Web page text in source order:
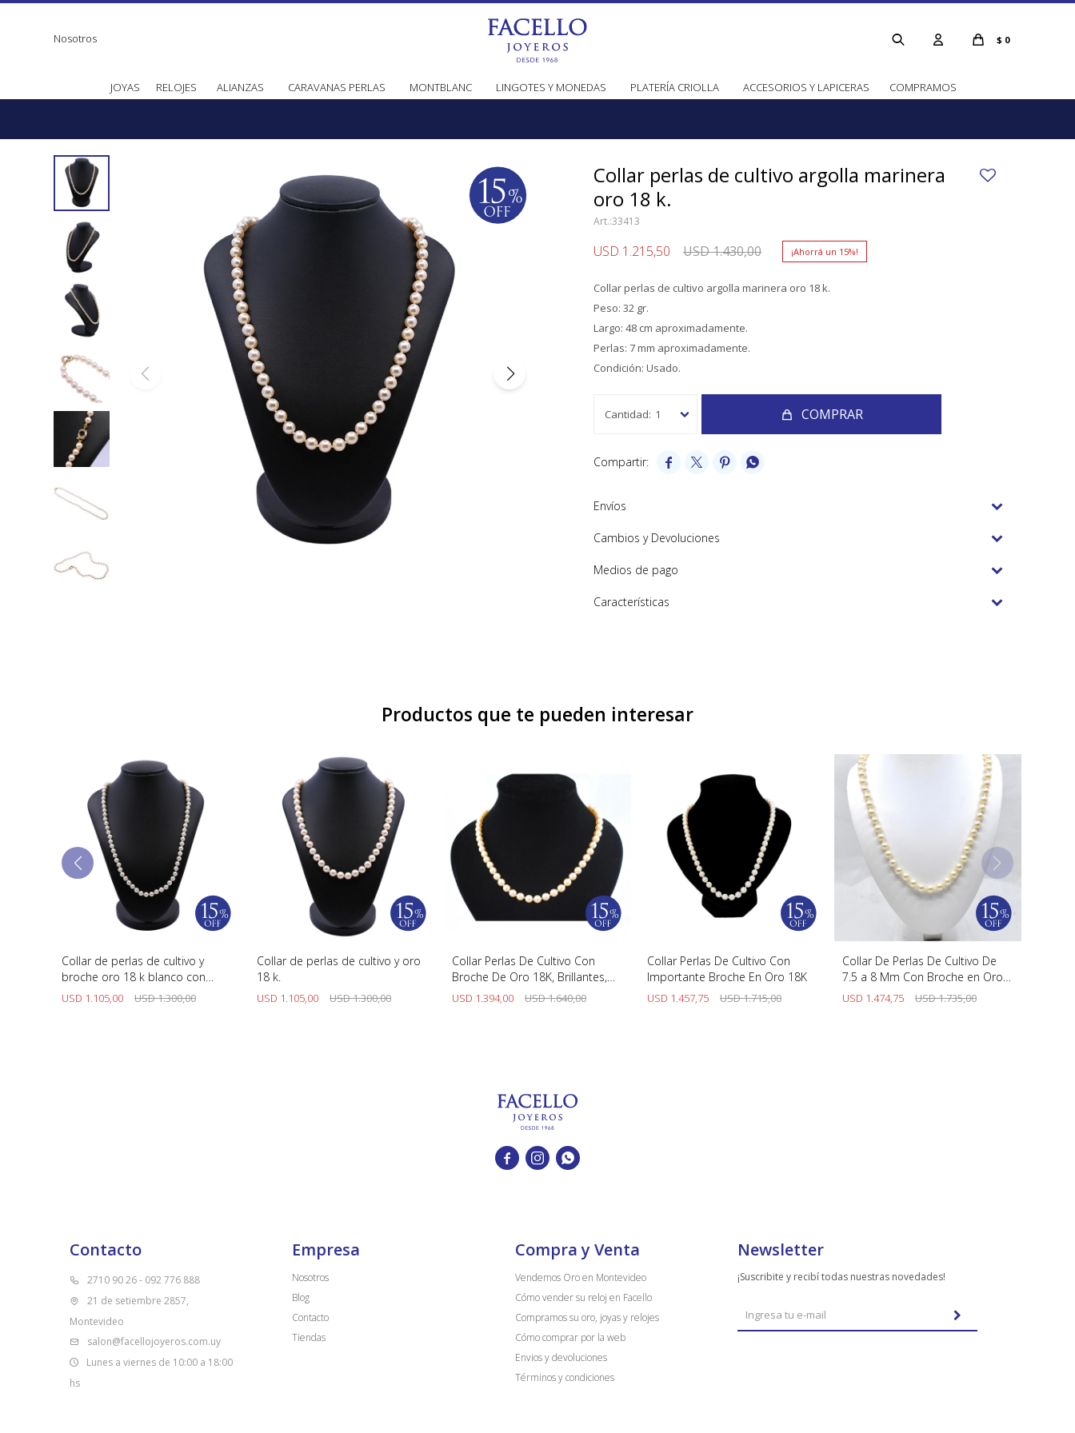
JOYAS RELOJES ALIANZAS CARAVANAS PERLAS MONTBLANC LINGOTES Y MONEDAS PLATERÍA CRIOLLA ACCESORIOS Y LAPICERAS COMPRAMOS
$ 0
Nosotros
Collar perlas de cultivo argolla marinera
oro 18 k.
33413
USD 1.215,50 USD1.430,00 15
Collar perlas de cultivo argolla marinera oro 18 k.
Peso: 32 gr.
Largo: 48 cm aproximadamente.
Perlas: 7 mm aproximadamente.
Condición: Usado.
1 COMPRAR
   
Envíos
Cambios y Devoluciones
Medios de pago
Características
Productos que te pueden interesar
Collar de perlas de cultivo y
broche oro 18 k blanco con
brillantes.
USD 1.105,00 USD1.300,00
Collar de perlas de cultivo y oro
18 k.
USD 1.105,00 USD1.300,00
Collar Perlas De Cultivo Con
Broche De Oro 18K, Brillantes,
Diamantes Y Esmeraldas 78 Cm
USD 1.394,00 USD1.640,00
Collar Perlas De Cultivo Con
Importante Broche En Oro 18K
USD 1.457,75 USD1.715,00
Collar De Perlas De Cultivo De
7.5 a 8 Mm Con Broche en Oro
18 K, Esmeralda Y Diamantes
USD 1.474,75 USD1.735,00
  
Contacto
2710 90 26 - 092 776 888
21 de setiembre 2857,
Montevideo
salon@facellojoyeros.com.uy
Lunes a viernes de 10:00 a 18:00
hs
Empresa
Nosotros
Blog
Contacto
Tiendas
Compra y Venta
Vendemos Oro en Montevideo
Cómo vender su reloj en Facello
Compramos su oro, joyas y relojes
Cómo comprar por la web
Envios y devoluciones
Términos y condiciones
Newsletter
¡Suscribite y recibí todas nuestras novedades!